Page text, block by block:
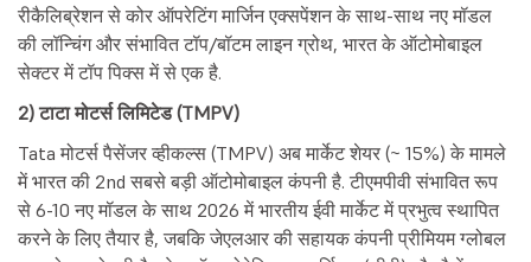
रीकैलिब्रेशन से कोर ऑपरेटिंग मार्जिन एक्सपेंशन के साथ-साथ नए मॉडल
की लॉन्चिंग और संभावित टॉप/बॉटम लाइन ग्रोथ, भारत के ऑटोमोबाइल
सेक्टर में टॉप पिक्स में से एक है.
2) टाटा मोटर्स लिमिटेड (TMPV)
Tata मोटर्स पैसेंजर व्हीकल्स (TMPV) अब मार्केट शेयर (~ 15%) के मामले
में भारत की 2nd सबसे बड़ी ऑटोमोबाइल कंपनी है. टीएमपीवी संभावित रूप
से 6-10 नए मॉडल के साथ 2026 में भारतीय ईवी मार्केट में प्रभुत्व स्थापित
करने के लिए तैयार है, जबकि जेएलआर की सहायक कंपनी प्रीमियम ग्लोबल